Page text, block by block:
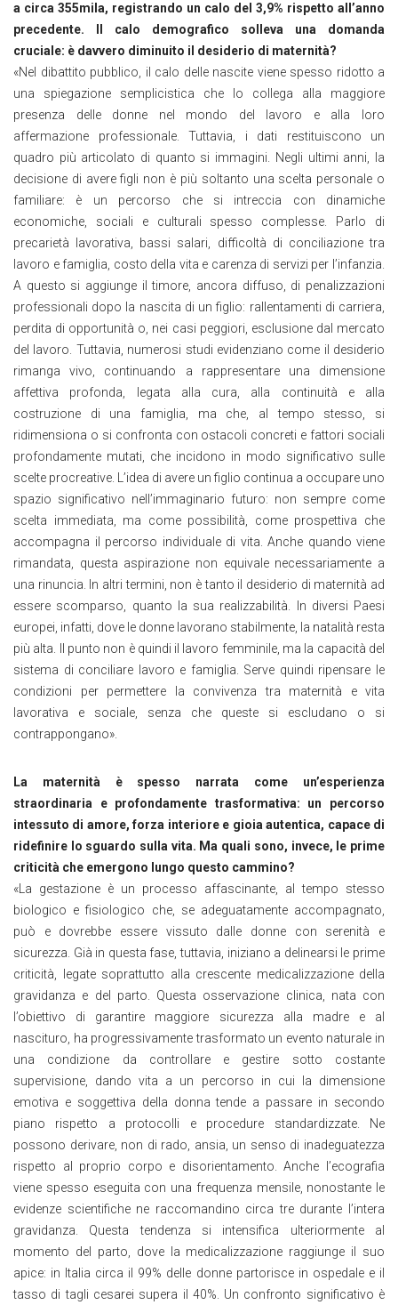
a circa 355mila, registrando un calo del 3,9% rispetto all’anno
precedente. ll calo demografico solleva una domanda
cruciale: è davvero diminuito il desiderio di maternità?
«Nel dibattito pubblico, il calo delle nascite viene spesso ridotto a
una spiegazione semplicistica che lo collega alla maggiore
presenza delle donne nel mondo del lavoro e alla loro
affermazione professionale. Tuttavia, i dati restituiscono un
quadro più articolato di quanto si immagini. Negli ultimi anni, la
decisione di avere figli non è più soltanto una scelta personale o
familiare: è un percorso che si intreccia con dinamiche
economiche, sociali e culturali spesso complesse. Parlo di
precarietà lavorativa, bassi salari, difficoltà di conciliazione tra
lavoro e famiglia, costo della vita e carenza di servizi per l’infanzia.
A questo si aggiunge il timore, ancora diffuso, di penalizzazioni
professionali dopo la nascita di un figlio: rallentamenti di carriera,
perdita di opportunità o, nei casi peggiori, esclusione dal mercato
del lavoro. Tuttavia, numerosi studi evidenziano come il desiderio
rimanga vivo, continuando a rappresentare una dimensione
affettiva profonda, legata alla cura, alla continuità e alla
costruzione di una famiglia, ma che, al tempo stesso, si
ridimensiona o si confronta con ostacoli concreti e fattori sociali
profondamente mutati, che incidono in modo significativo sulle
scelte procreative. L’idea di avere un figlio continua a occupare uno
spazio significativo nell’immaginario futuro: non sempre come
scelta immediata, ma come possibilità, come prospettiva che
accompagna il percorso individuale di vita. Anche quando viene
rimandata, questa aspirazione non equivale necessariamente a
una rinuncia. In altri termini, non è tanto il desiderio di maternità ad
essere scomparso, quanto la sua realizzabilità. In diversi Paesi
europei, infatti, dove le donne lavorano stabilmente, la natalità resta
più alta. Il punto non è quindi il lavoro femminile, ma la capacità del
sistema di conciliare lavoro e famiglia. Serve quindi ripensare le
condizioni per permettere la convivenza tra maternità e vita
lavorativa e sociale, senza che queste si escludano o si
contrappongano»
La maternità è spesso narrata come un’esperienza
straordinaria e profondamente trasformativa: un percorso
intessuto di amore, forza interiore e gioia autentica, capace di
ridefinire lo sguardo sulla vita. Ma quali sono, invece, le prime
criticità che emergono lungo questo cammino?
« La gestazione è un processo affascinante, al tempo stesso
biologico e fisiologico che, se adeguatamente accompagnato,
può e dovrebbe essere vissuto dalle donne con serenità e
sicurezza. Già in questa fase, tuttavia, iniziano a delinearsi le prime
criticità, legate soprattutto alla crescente medicalizzazione della
gravidanza e del parto. Questa osservazione clinica, nata con
l’obiettivo di garantire maggiore sicurezza alla madre e al
nascituro, ha progressivamente trasformato un evento naturale in
una condizione da controllare e gestire sotto costante
supervisione, dando vita a un percorso in cui la dimensione
emotiva e soggettiva della donna tende a passare in secondo
piano rispetto a protocolli e procedure standardizzate. Ne
possono derivare, non di rado, ansia, un senso di inadeguatezza
rispetto al proprio corpo e disorientamento. Anche l’ecografia
viene spesso eseguita con una frequenza mensile, nonostante le
evidenze scientifiche ne raccomandino circa tre durante l’intera
gravidanza. Questa tendenza si intensifica ulteriormente al
momento del parto, dove la medicalizzazione raggiunge il suo
apice: in Italia circa il 99% delle donne partorisce in ospedale e il
tasso di tagli cesarei supera il 40%. Un confronto significativo è